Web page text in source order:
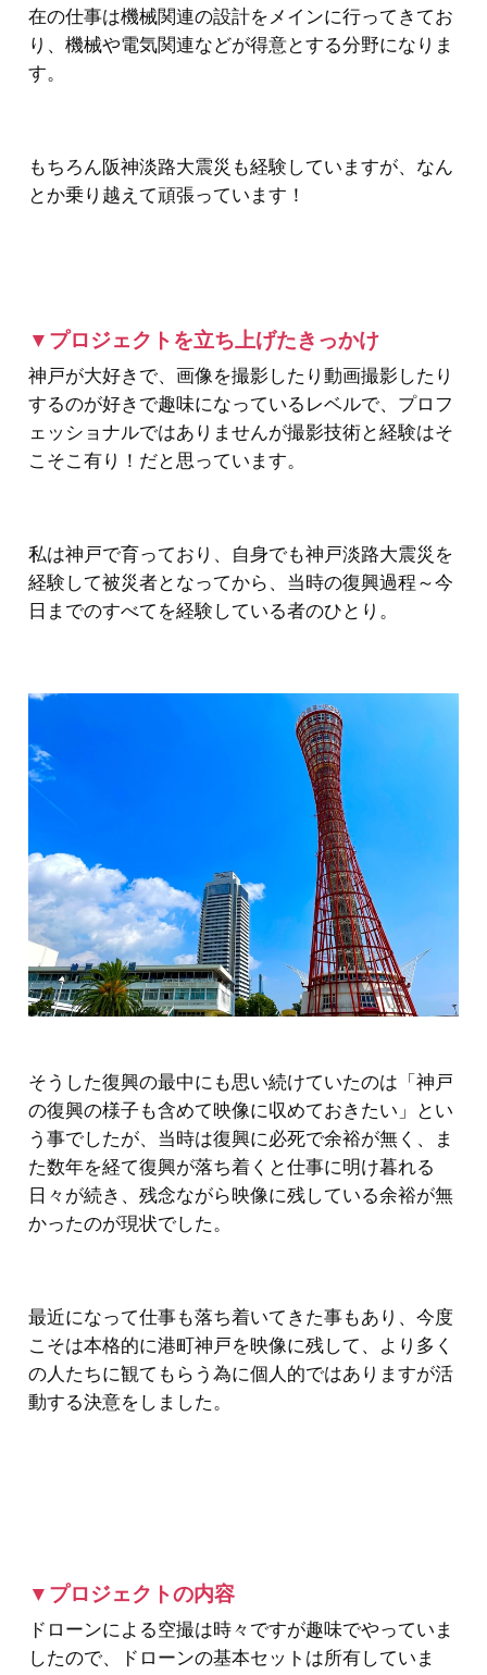
在の仕事は機械関連の設計をメインに行ってきてお
り、機械や電気関連などが得意とする分野になりま
す。
もちろん阪神淡路大震災も経験していますが、なん
とか乗り越えて頑張っています！
▼プロジェクトを立ち上げたきっかけ
神戸が大好きで、画像を撮影したり動画撮影したり
するのが好きで趣味になっているレベルで、プロフ
ェッショナルではありませんが撮影技術と経験はそ
こそこ有り！だと思っています。
私は神戸で育っており、自身でも神戸淡路大震災を
経験して被災者となってから、当時の復興過程～今
日までのすべてを経験している者のひとり。
そうした復興の最中にも思い続けていたのは「神戸
の復興の様子も含めて映像に収めておきたい」とい
う事でしたが、当時は復興に必死で余裕が無く、ま
た数年を経て復興が落ち着くと仕事に明け暮れる
日々が続き、残念ながら映像に残している余裕が無
かったのが現状でした。
最近になって仕事も落ち着いてきた事もあり、今度
こそは本格的に港町神戸を映像に残して、より多く
の人たちに観てもらう為に個人的ではありますが活
動する決意をしました。
▼プロジェクトの内容
ドローンによる空撮は時々ですが趣味でやっていま
したので、ドローンの基本セットは所有していま